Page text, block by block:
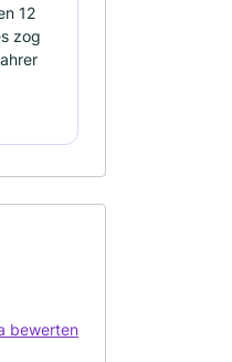
12
zog
bewerten